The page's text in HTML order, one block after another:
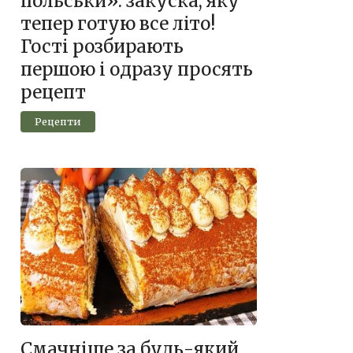
тепер готую все літо!
Гості розбирають
першою і одразу просять
рецепт
Рецепти